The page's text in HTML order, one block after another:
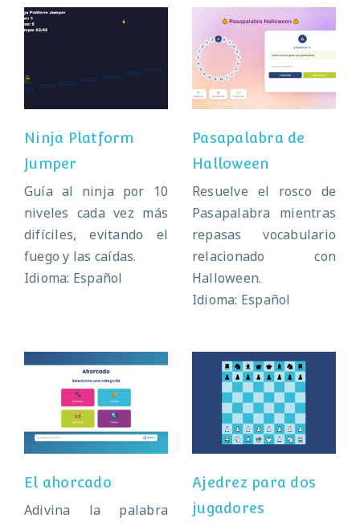
Ninja Platform
Jumper
Guía al ninja por 10
niveles cada vez más
difíciles, evitando el
fuego y las caídas.
Idioma: Español
Pasapalabra de
Halloween
Pasapalabra de
Halloween
Resuelve el rosco de
Pasapalabra mientras
repasas vocabulario
relacionado con
Halloween.
Idioma: Español
El ahorcado
El ahorcado
Adivina la palabra
Ajedrez para dos
jugadores
Ajedrez para dos
jugadores